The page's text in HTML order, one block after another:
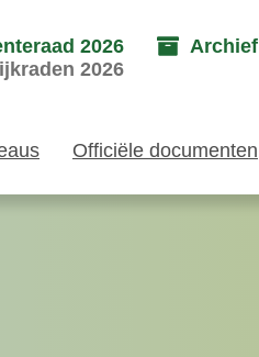
2026
2026
Archief
Officiële documenten